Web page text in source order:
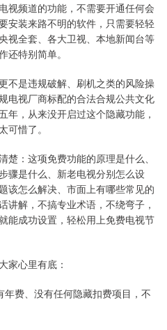
视频道的功能，不需要开通任何会
安装来路不明的软件，只需要轻轻
视全套、各大卫视、本地新闻台等
还特别简单。
不是违规破解、刷机之类的风险操
电视厂商标配的合法合规公共文化
年，从来没开启过这个隐藏功能，
可惜了。
：这项免费功能的原理是什么、
骤是什么、新老电视分别怎么设
该怎么解决、市面上有哪些常见的
讲解，不搞专业术语，不绕弯子，
能成功设置，轻松用上免费电视节
家心里有底：
费、没有任何隐藏扣费项目，不